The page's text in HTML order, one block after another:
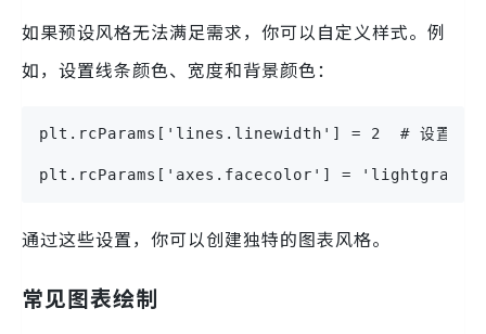
如果预设风格无法满足需求，你可以自定义样式。例
如，设置线条颜色、宽度和背景颜色：
plt.rcParams['lines.linewidth'] = 2  # 设置线条
plt.rcParams['axes.facecolor'] = 'lightgray'  #
通过这些设置，你可以创建独特的图表风格。
常见图表绘制